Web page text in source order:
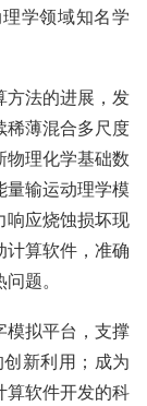
学领域知名学
方法的进展，发
稀薄混合多尺度
物理化学基础数
量输运动理学模
响应烧蚀损坏现
计算软件，准确
题。
模拟平台，支撑
新利用；成为
算软件开发的科